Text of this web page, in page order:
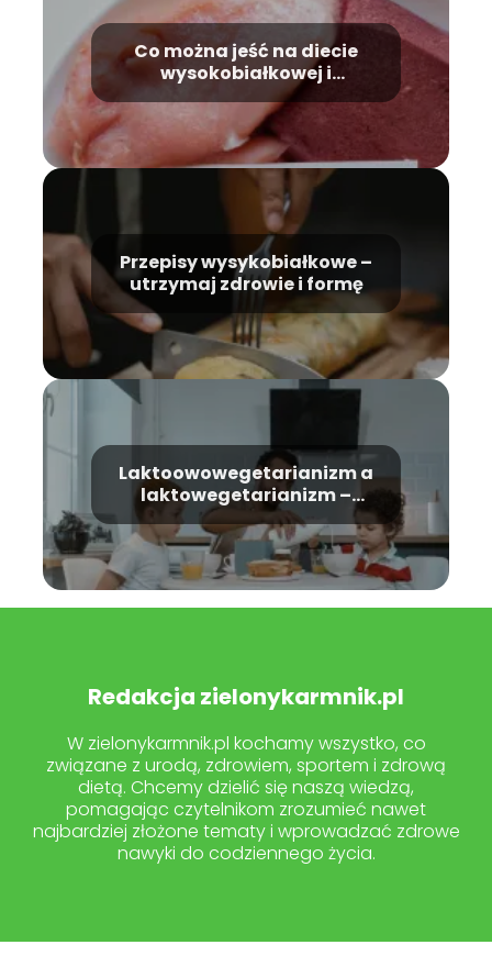
Co można jeść na diecie
wysokobiałkowej i
niskobiałkowej?
Przepisy wysykobiałkowe –
utrzymaj zdrowie i formę
Laktoowowegetarianizm a
laktowegetarianizm –
poznaj różnicę
Redakcja zielonykarmnik.pl
W zielonykarmnik.pl kochamy wszystko, co
związane z urodą, zdrowiem, sportem i zdrową
dietą. Chcemy dzielić się naszą wiedzą,
pomagając czytelnikom zrozumieć nawet
najbardziej złożone tematy i wprowadzać zdrowe
nawyki do codziennego życia.